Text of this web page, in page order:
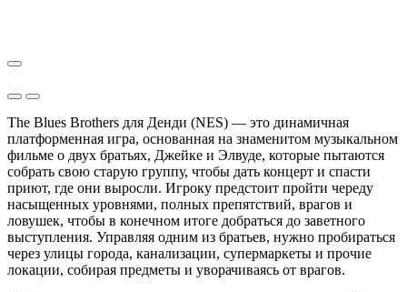
The Blues Brothers для Денди (NES) — это динамичная
платформенная игра, основанная на знаменитом музыкальном
фильме о двух братьях, Джейке и Элвуде, которые пытаются
собрать свою старую группу, чтобы дать концерт и спасти
приют, где они выросли. Игроку предстоит пройти череду
насыщенных уровнями, полных препятствий, врагов и
ловушек, чтобы в конечном итоге добраться до заветного
выступления. Управляя одним из братьев, нужно пробираться
через улицы города, канализации, супермаркеты и прочие
локации, собирая предметы и уворачиваясь от врагов.